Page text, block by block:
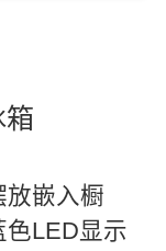
箱
放嵌入橱
LED显示